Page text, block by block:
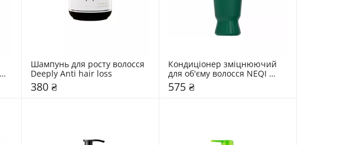
Шампунь для росту волосся
Deeply Anti hair loss
380 ₴
Кондиціонер зміцнюючий
для об'єму волосся NEQI
Volume Victory
575 ₴